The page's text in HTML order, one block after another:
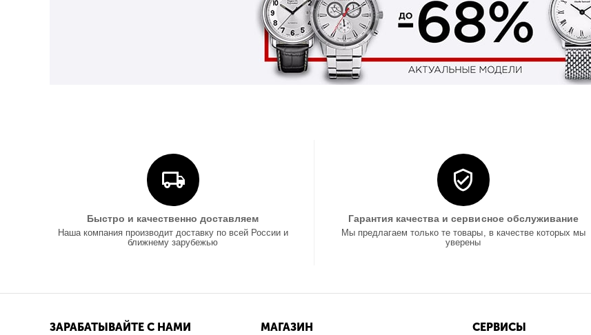
Быстро и качественно доставляем
Наша компания производит доставку по всей России и
ближнему зарубежью
Гарантия качества и сервисное обслуживание
Мы предлагаем только те товары, в качестве которых мы
уверены
ЗАРАБАТЫВАЙТЕ С НАМИ МАГАЗИН СЕРВИСЫ